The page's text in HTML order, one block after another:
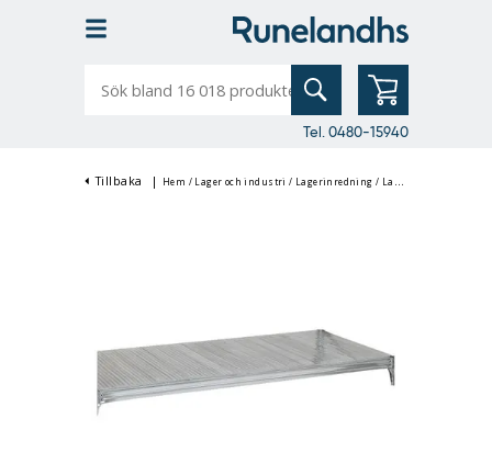
bland
Tel. 0480-15940
Tillbaka | Hem / Lager och industri / Lagerinredning / Lagerhyllor & Hyllställ